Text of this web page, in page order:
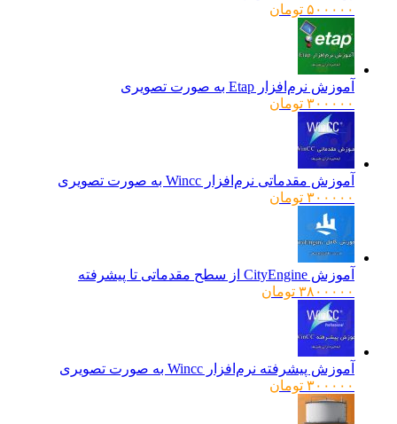
۵۰۰۰۰۰ تومان
آموزش نرم‌افزار Etap به صورت تصویری
۳۰۰۰۰۰ تومان
آموزش مقدماتی نرم‌افزار Wincc به صورت تصویری
۳۰۰۰۰۰ تومان
آموزش CityEngine از سطح مقدماتی تا پیشرفته
۳۸۰۰۰۰۰ تومان
آموزش پیشرفته نرم‌افزار Wincc به صورت تصویری
۳۰۰۰۰۰ تومان